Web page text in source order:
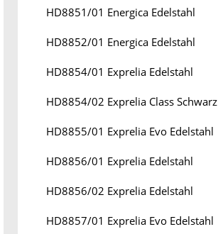
HD8851/01 Energica Edelstahl
HD8852/01 Energica Edelstahl
HD8854/01 Exprelia Edelstahl
HD8854/02 Exprelia Class Schwarz
HD8855/01 Exprelia Evo Edelstahl
HD8856/01 Exprelia Edelstahl
HD8856/02 Exprelia Edelstahl
HD8857/01 Exprelia Evo Edelstahl